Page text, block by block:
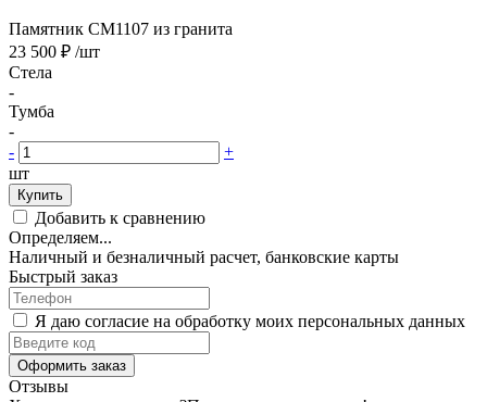
Памятник CM1107 из гранита
23 500 ₽ /шт
Стела
-
Тумба
-
-
+
шт
Купить
Добавить к сравнению
Определяем...
Наличный и безналичный расчет, банковские карты
Быстрый заказ
Я даю согласие на обработку моих персональных данных
Оформить заказ
Отзывы